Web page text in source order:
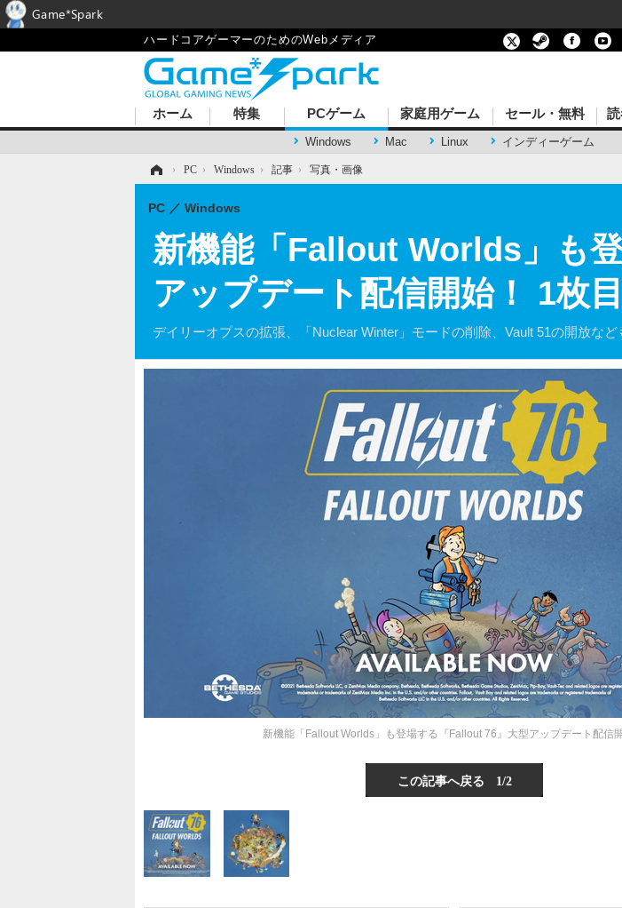
ハードコアゲーマーのためのWebメディア
ホーム 特集 PCゲーム
Windows Mac Linux インディーゲーム
家庭用ゲーム セール・無料
› PC › Windows › 記事 › 写真・画像
新機能「Fallout Worlds」も
アップデート配信開始！ 1枚
デイリーオプスの拡張、「Nuclear Winter」モードの削除、Vault 51の開放など
PC Windows
新機能「Fallout Worlds」も登場する『Fallout 76』大型アップデート配信
この記事へ戻る 1/2
Game*Spark